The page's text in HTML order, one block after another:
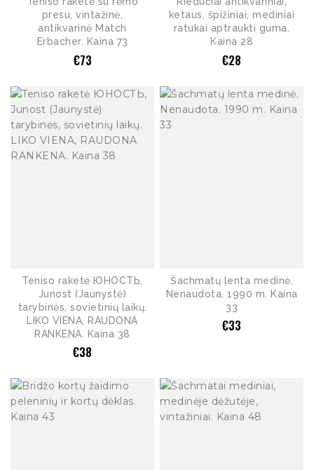
presu, vintažinė,
antikvarinė Match
Erbacher. Kaina 73
€73
ketaus, špižiniai, mediniai
ratukai aptraukti guma.
Kaina 28
€28
Teniso raketė ЮНОСТЬ,
Junost (Jaunystė)
tarybinės, sovietinių laikų.
LIKO VIENA, RAUDONA
RANKENA. Kaina 38
€38
Šachmatų lenta medinė.
Nenaudota. 1990 m. Kaina
33
€33